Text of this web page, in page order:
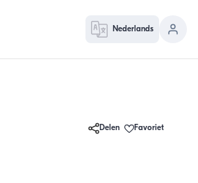
Nederlands
Delen Favoriet